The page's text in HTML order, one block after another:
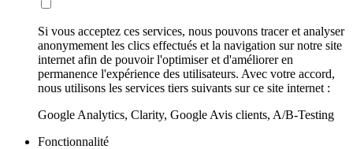
Si vous acceptez ces services, nous pouvons tracer et analyser
anonymement les clics effectués et la navigation sur notre site
internet afin de pouvoir l'optimiser et d'améliorer en
permanence l'expérience des utilisateurs. Avec votre accord,
nous utilisons les services tiers suivants sur ce site internet :
Google Analytics, Clarity, Google Avis clients, A/B-Testing
Fonctionnalité